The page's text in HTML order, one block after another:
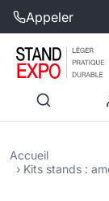
Appeler
Accueil
Kits stands :